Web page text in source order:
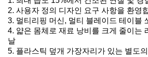
2. 사용자 정의 디자인 요구 사항을 환영
3. 멀티리핑 머신, 멀티 블레이드 테이블
4. 얇은 몸체로 재료 낭비를 크게 줄이는
날
5. 플라스틱 덮개 가장자리가 있는 별도의